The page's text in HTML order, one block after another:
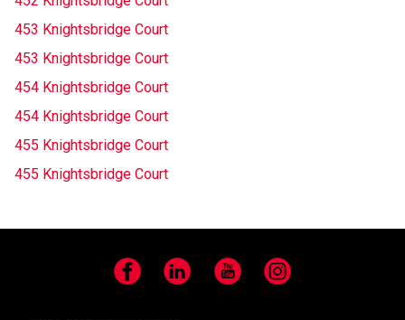
453 Knightsbridge Court
453 Knightsbridge Court
454 Knightsbridge Court
454 Knightsbridge Court
455 Knightsbridge Court
455 Knightsbridge Court
Facebook LinkedIn YouTube Instagram